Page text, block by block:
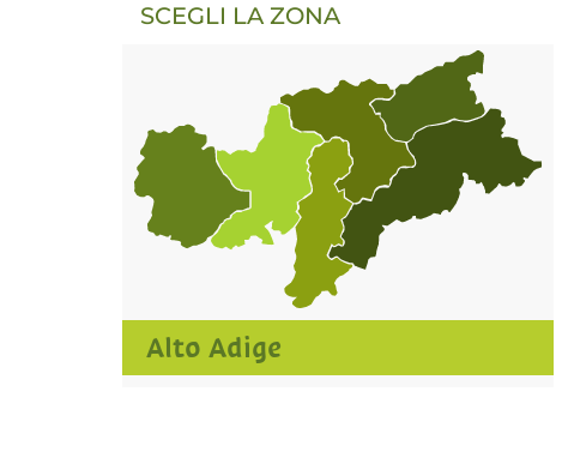
SCEGLI LA ZONA
Alto Adige